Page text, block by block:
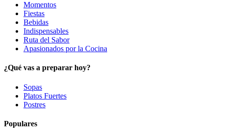
Momentos
Fiestas
Bebidas
Indispensables
Ruta del Sabor
Apasionados por la Cocina
¿Qué vas a preparar hoy?
Sopas
Platos Fuertes
Postres
Populares